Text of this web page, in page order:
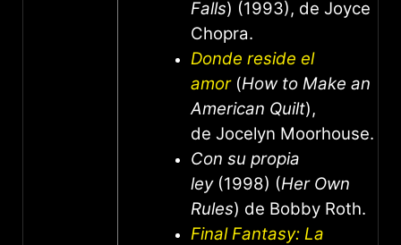
Falls) (1993), de Joyce
Chopra.
Donde reside el
amor(How to Make an
American Quilt),
de Jocelyn Moorhouse.
Con su propia
ley(1998) (Her Own
Rules) de Bobby Roth.
Final Fantasy: La